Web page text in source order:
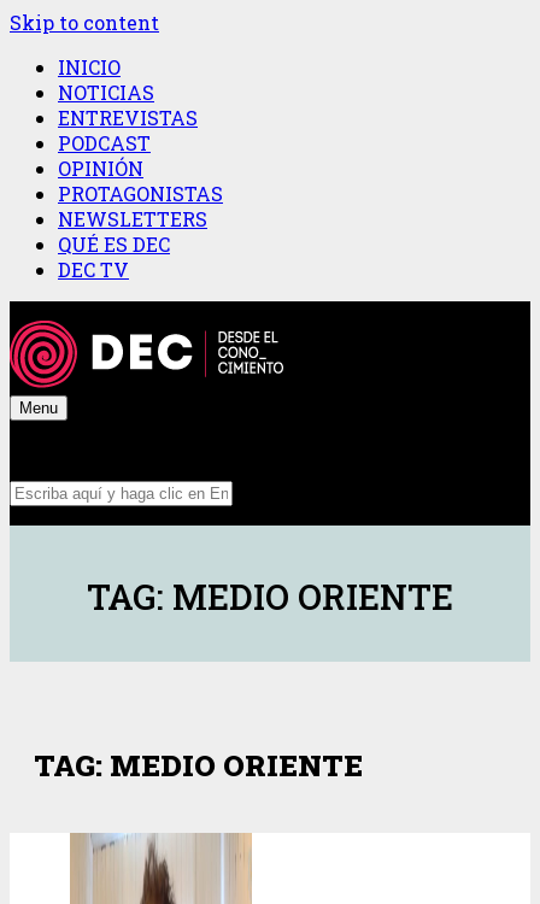
Skip to content
INICIO
NOTICIAS
ENTREVISTAS
PODCAST
OPINIÓN
PROTAGONISTAS
NEWSLETTERS
QUÉ ES DEC
DEC TV
Menu
TAG: MEDIO ORIENTE
TAG: MEDIO ORIENTE